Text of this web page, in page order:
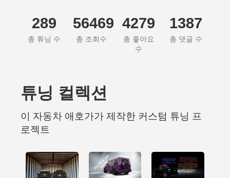
289
총 튜닝 수
56469
총 조회수
4279
총 좋아요
수
1387
총 댓글 수
튜닝 컬렉션
이 자동차 애호가가 제작한 커스텀 튜닝 프
로젝트